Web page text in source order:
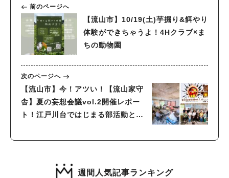
前のページへ
【流山市】10/19(土)芋掘り&餌やり
体験ができちゃうよ！4Hクラブ×ま
ちの動物園
次のページへ
【流山市】今！アツい！【流山家守
舎】夏の妄想会議vol.2開催レポー
ト！江戸川台ではじまる部活動と
週間人気記事ランキング